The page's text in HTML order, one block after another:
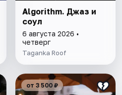
Algorithm. Джаз и
соул
6 августа 2026 •
четверг
Taganka Roof
от 3 500 ₽